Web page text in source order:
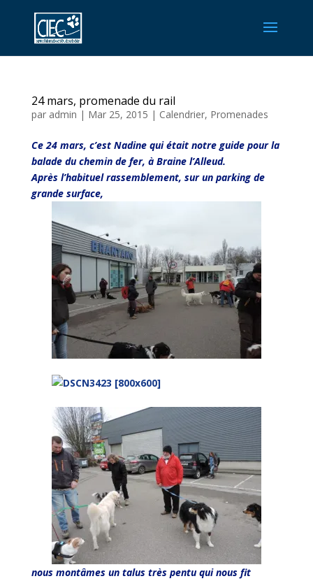
24 mars, promenade du rail
par admin | Mar 25, 2015 | Calendrier, Promenades
Ce 24 mars, c’est Nadine qui était notre guide pour la
balade du chemin de fer, à Braine l’Alleud.
Après l’habituel rassemblement, sur un parking de
grande surface,
nous montâmes un talus très pentu qui nous fit